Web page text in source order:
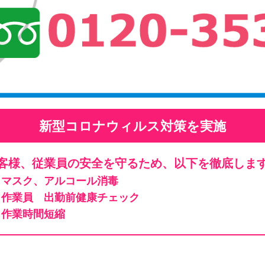
新型コロナウィルス対策を実施
様、従業員の安全を守るため、以下を徹底しま
マスク、アルコール消毒
作業員 出勤前健康チェック
作業時間短縮